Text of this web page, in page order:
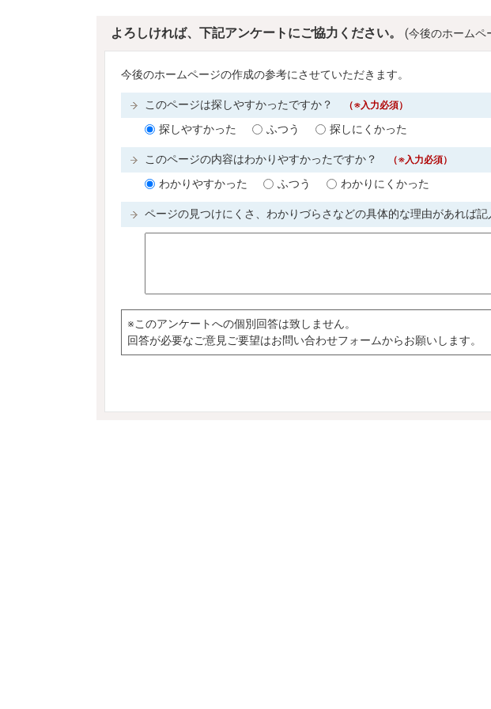
よろしければ、下記アンケートにご協力ください。 (今後のホームペ
今後のホームページの作成の参考にさせていただきます。
このページは探しやすかったですか？ （※入力必須）
探しやすかった ふつう 探しにくかった
このページの内容はわかりやすかったですか？ （※入力必須）
わかりやすかった ふつう わかりにくかった
ページの見つけにくさ、わかりづらさなどの具体的な理由があれば
※このアンケートへの個別回答は致しません。
回答が必要なご意見ご要望はお問い合わせフォームからお願いします。